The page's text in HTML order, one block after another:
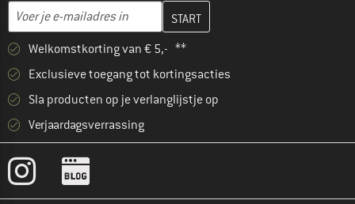
E-mailadres
Vul je e-mailadres hier in en maak in de volgende stap je
Welkomstkorting van € 5,- **
Exclusieve toegang tot kortingsacties
Sla producten op je verlanglijstje op
Verjaardagsverrassing